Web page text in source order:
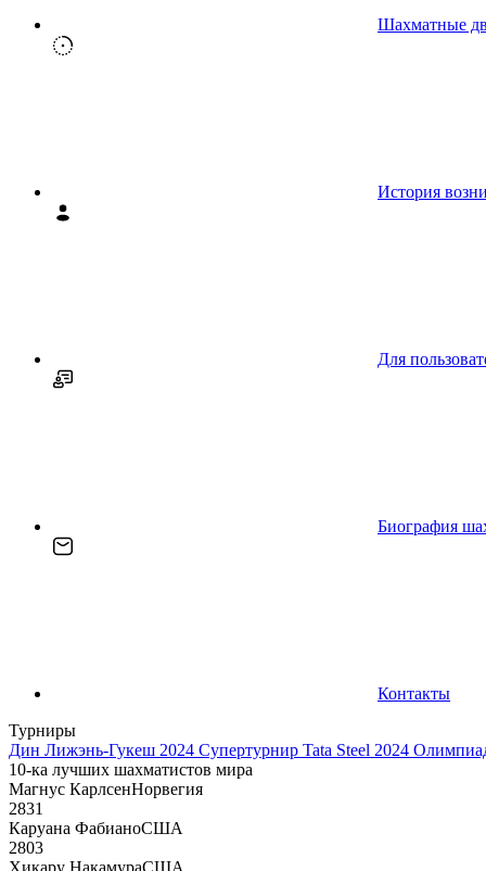
Шахматные
История
Для
Биография
Контакты
Турниры
Дин Лижэнь-Гукеш 2024 Супертурнир Tata Steel 2024
10-ка лучших шахматистов мира
Магнус КарлсенНорвегия
2831
Каруана ФабианоСША
2803
Хикару НакамураСША